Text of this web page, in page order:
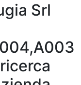
Srl